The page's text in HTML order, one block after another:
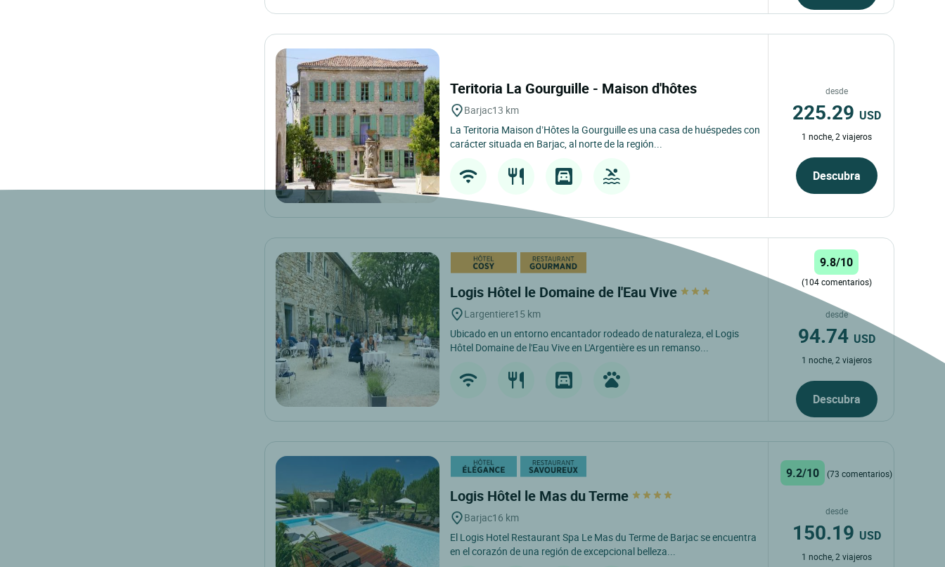
Teritoria La Gourguille - Maison d'hôtes
Barjac13 km
La Teritoria Maison d’Hôtes la Gourguille es una casa de huéspedes con
carácter situada en Barjac, al norte de la región...
desde
225.29 USD
1 noche, 2 viajeros
Descubra
Logis Hôtel le Domaine de l'Eau Vive
Largentiere15 km
Ubicado en un entorno encantador rodeado de naturaleza, el Logis
Hôtel Domaine de l'Eau Vive en L'Argentière es un remanso...
9.8/10
(104 comentarios)
desde
94.74 USD
1 noche, 2 viajeros
Descubra
Logis Hôtel le Mas du Terme
Barjac16 km
El Logis Hotel Restaurant Spa Le Mas du Terme de Barjac se encuentra
en el corazón de una región de excepcional belleza...
9.2/10 (73 comentarios)
desde
150.19 USD
1 noche, 2 viajeros